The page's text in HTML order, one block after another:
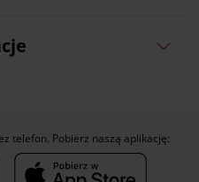
telefon. Pobierz naszą aplikację: